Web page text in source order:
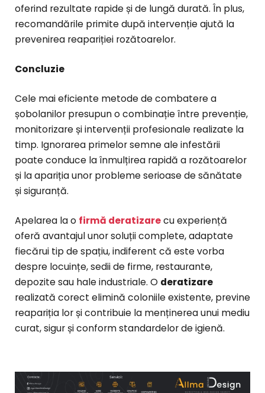
oferind rezultate rapide și de lungă durată. În plus,
recomandările primite după intervenție ajută la
prevenirea reapariției rozătoarelor.
Concluzie
Cele mai eficiente metode de combatere a
șobolanilor presupun o combinație între prevenție,
monitorizare și intervenții profesionale realizate la
timp. Ignorarea primelor semne ale infestării
poate conduce la înmulțirea rapidă a rozătoarelor
și la apariția unor probleme serioase de sănătate
și siguranță.
Apelarea la o firmă deratizarecu experiență
oferă avantajul unor soluții complete, adaptate
fiecărui tip de spațiu, indiferent că este vorba
despre locuințe, sedii de firme, restaurante,
depozite sau hale industriale. O deratizare
realizată corect elimină coloniile existente, previne
reapariția lor și contribuie la menținerea unui mediu
curat, sigur și conform standardelor de igienă.